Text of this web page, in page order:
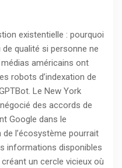
existentielle : pourquoi
qualité si personne ne
américains ont
robots d’indexation de
Le New York
des accords de
Google dans le
l’écosystème pourrait
informations disponibles
un cercle vicieux où